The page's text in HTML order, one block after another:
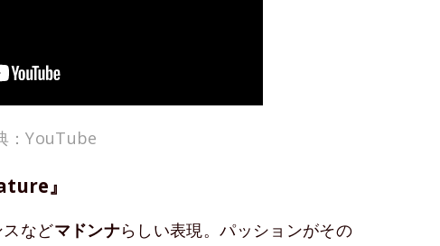
：YouTube
』
スなどマドンナらしい表現。パッションがその